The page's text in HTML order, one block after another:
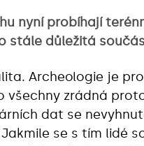
nyní probíhají
stále důležitá
Archeologie je
všechny zrádná
dat se
se s tím lidé